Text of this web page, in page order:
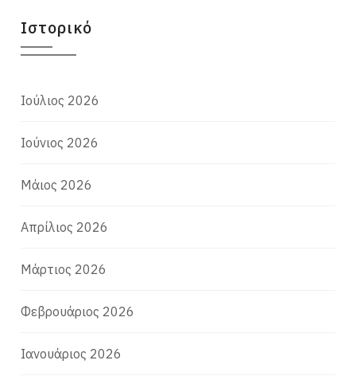
Ιστορικό
Ιούλιος 2026
Ιούνιος 2026
Μάιος 2026
Απρίλιος 2026
Μάρτιος 2026
Φεβρουάριος 2026
Ιανουάριος 2026